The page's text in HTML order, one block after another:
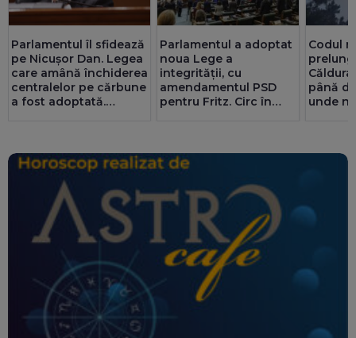
Parlamentul îl sfidează
pe Nicușor Dan. Legea
care amână închiderea
centralelor pe cărbune
a fost adoptată.
Parlamentul a adoptat
noua Lege a
integrității, cu
amendamentul PSD
pentru Fritz. Circ în
Codul
până
unde